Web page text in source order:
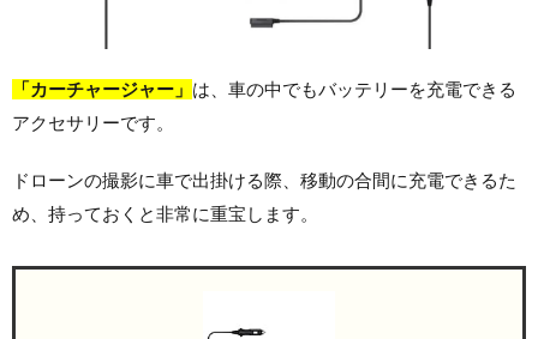
「カーチャージャー」 は、車の中でもバッテリーを充電できる
アクセサリーです。
ドローンの撮影に車で出掛ける際、移動の合間に充電できるた
め、持っておくと非常に重宝します。